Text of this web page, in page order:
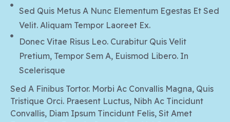
Sed Quis Metus A Nunc Elementum Egestas Et Sed
Velit. Aliquam Tempor Laoreet Ex.
Donec Vitae Risus Leo. Curabitur Quis Velit
Pretium, Tempor Sem A, Euismod Libero. In
Scelerisque
Sed A Finibus Tortor. Morbi Ac Convallis Magna, Quis
Tristique Orci. Praesent Luctus, Nibh Ac Tincidunt
Convallis, Diam Ipsum Tincidunt Felis, Sit Amet